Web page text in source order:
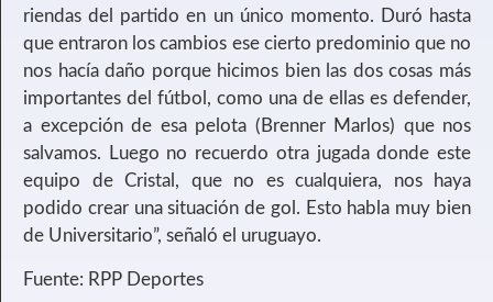
riendas del partido en un único momento. Duró hasta
que entraron los cambios ese cierto predominio que no
nos hacía daño porque hicimos bien las dos cosas más
importantes del fútbol, como una de ellas es defender,
a excepción de esa pelota (Brenner Marlos) que nos
salvamos. Luego no recuerdo otra jugada donde este
equipo de Cristal, que no es cualquiera, nos haya
podido crear una situación de gol. Esto habla muy bien
de Universitario”, señaló el uruguayo.
Fuente: RPP Deportes